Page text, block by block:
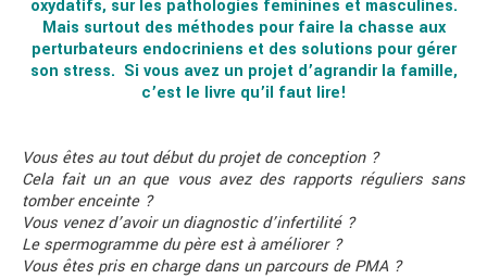
oxydatifs, sur les pathologies féminines et masculines.
Mais surtout des méthodes pour faire la chasse aux
perturbateurs endocriniens et des solutions pour gérer
son stress. Si vous avez un projet d’agrandir la famille,
c’est le livre qu’il faut lire!
Vous êtes au tout début du projet de conception ?
Cela fait un an que vous avez des rapports réguliers sans
tomber enceinte ?
Vous venez d’avoir un diagnostic d’infertilité ?
Le spermogramme du père est à améliorer ?
Vous êtes pris en charge dans un parcours de PMA ?